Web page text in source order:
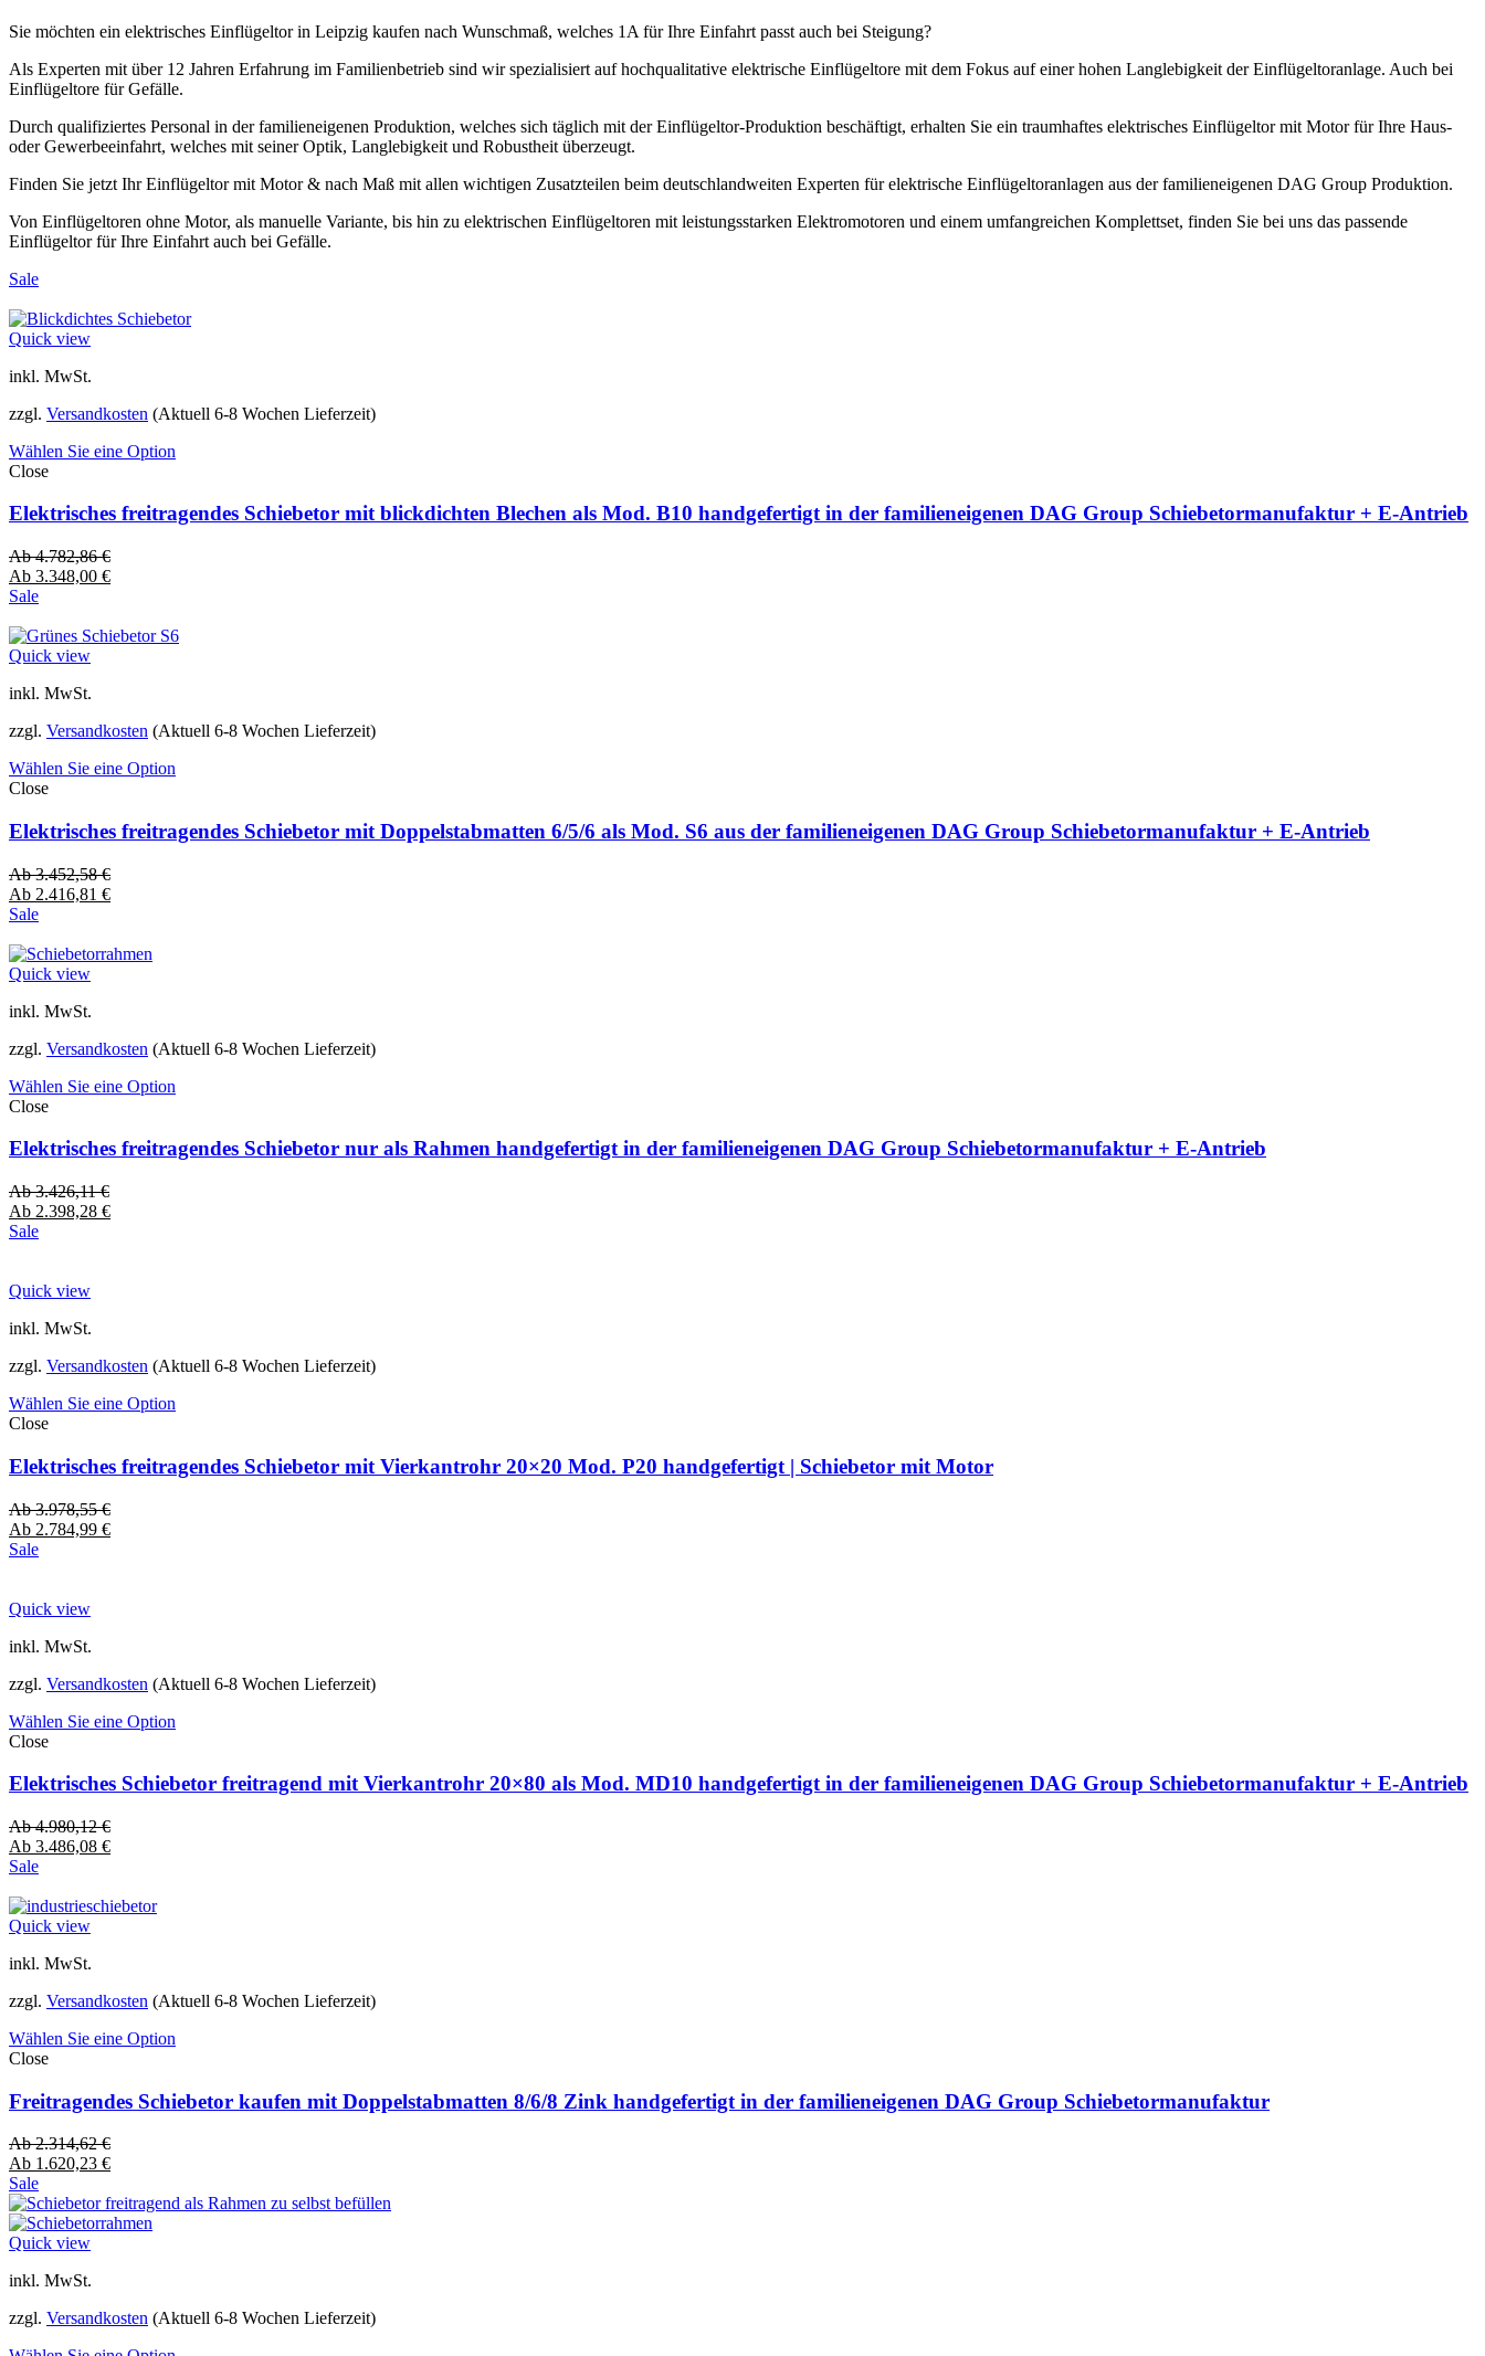
Sie möchten ein elektrisches Einflügeltor in Leipzig kaufen nach Wunschmaß, welches 1A für Ihre Einfahrt passt auch bei Steigung?
Als Experten mit über 12 Jahren Erfahrung im Familienbetrieb sind wir spezialisiert auf hochqualitative elektrische Einflügeltore mit dem Fokus auf einer hohen Langlebigkeit der Einflügeltoranlage. Auch bei
Einflügeltore für Gefälle.
Durch qualifiziertes Personal in der familieneigenen Produktion, welches sich täglich mit der Einflügeltor-Produktion beschäftigt, erhalten Sie ein traumhaftes elektrisches Einflügeltor mit Motor für Ihre Haus-
oder Gewerbeeinfahrt, welches mit seiner Optik, Langlebigkeit und Robustheit überzeugt.
Finden Sie jetzt Ihr Einflügeltor mit Motor & nach Maß mit allen wichtigen Zusatzteilen beim deutschlandweiten Experten für elektrische Einflügeltoranlagen aus der familieneigenen DAG Group Produktion.
Von Einflügeltoren ohne Motor, als manuelle Variante, bis hin zu elektrischen Einflügeltoren mit leistungsstarken Elektromotoren und einem umfangreichen Komplettset, finden Sie bei uns das passende
Einflügeltor für Ihre Einfahrt auch bei Gefälle.
Sale
Quick view
inkl. MwSt.
zzgl. Versandkosten (Aktuell 6-8 Wochen Lieferzeit)
Wählen Sie eine Option
Close
Elektrisches freitragendes Schiebetor mit blickdichten Blechen als Mod. B10 handgefertigt in der familieneigenen DAG Group Schiebetormanufaktur + E-Antrieb
Ab4.782,86€
Ab 3.348,00 €
Sale
Quick view
inkl. MwSt.
zzgl. Versandkosten (Aktuell 6-8 Wochen Lieferzeit)
Wählen Sie eine Option
Close
Elektrisches freitragendes Schiebetor mit Doppelstabmatten 6/5/6 als Mod. S6 aus der familieneigenen DAG Group Schiebetormanufaktur + E-Antrieb
Ab3.452,58€
Ab 2.416,81 €
Sale
Quick view
inkl. MwSt.
zzgl. Versandkosten (Aktuell 6-8 Wochen Lieferzeit)
Wählen Sie eine Option
Close
Elektrisches freitragendes Schiebetor nur als Rahmen handgefertigt in der familieneigenen DAG Group Schiebetormanufaktur + E-Antrieb
Ab3.426,11€
Ab 2.398,28 €
Sale
Quick view
inkl. MwSt.
zzgl. Versandkosten (Aktuell 6-8 Wochen Lieferzeit)
Wählen Sie eine Option
Close
Elektrisches freitragendes Schiebetor mit Vierkantrohr 20×20 Mod. P20 handgefertigt | Schiebetor mit Motor
Ab3.978,55€
Ab 2.784,99 €
Sale
Quick view
inkl. MwSt.
zzgl. Versandkosten (Aktuell 6-8 Wochen Lieferzeit)
Wählen Sie eine Option
Close
Elektrisches Schiebetor freitragend mit Vierkantrohr 20×80 als Mod. MD10 handgefertigt in der familieneigenen DAG Group Schiebetormanufaktur + E-Antrieb
Ab4.980,12€
Ab 3.486,08 €
Sale
Quick view
inkl. MwSt.
zzgl. Versandkosten (Aktuell 6-8 Wochen Lieferzeit)
Wählen Sie eine Option
Close
Freitragendes Schiebetor kaufen mit Doppelstabmatten 8/6/8 Zink handgefertigt in der familieneigenen DAG Group Schiebetormanufaktur
Ab2.314,62€
Ab 1.620,23 €
Sale
Quick view
inkl. MwSt.
zzgl. Versandkosten (Aktuell 6-8 Wochen Lieferzeit)